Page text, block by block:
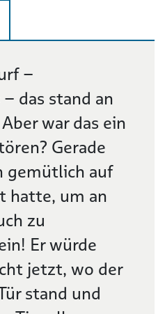
–
das stand an
war das ein
Gerade
gemütlich auf
hatte, um an
zu
Er würde
jetzt, wo der
stand und